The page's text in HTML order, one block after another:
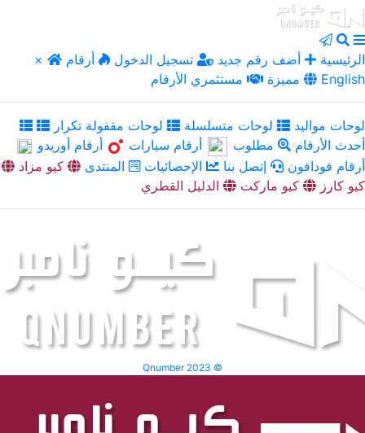
× الرئيسية أضف رقم جديد تسجيل الدخول
أرقام
مميزة
مستثمري الأرقام English
لوحات مواليد لوحات متسلسلة
لوحات مقفولة تكرار
أحدث الأرقام
مطلوب أرقام سيارات
أرقام أوريدو
أرقام فودافون
إتصل بنا الإحصائيات المنتدى
كيو مزاد
كيو كارز
كيو ماركت الدليل القطري
Qnumber 2023 ©